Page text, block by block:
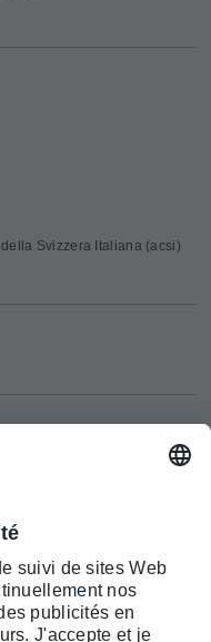
Svizzera Italiana (acsi)
Suisse de Médécine
Générale
43, Case postale,
31 370 40 00, Fax +41 31